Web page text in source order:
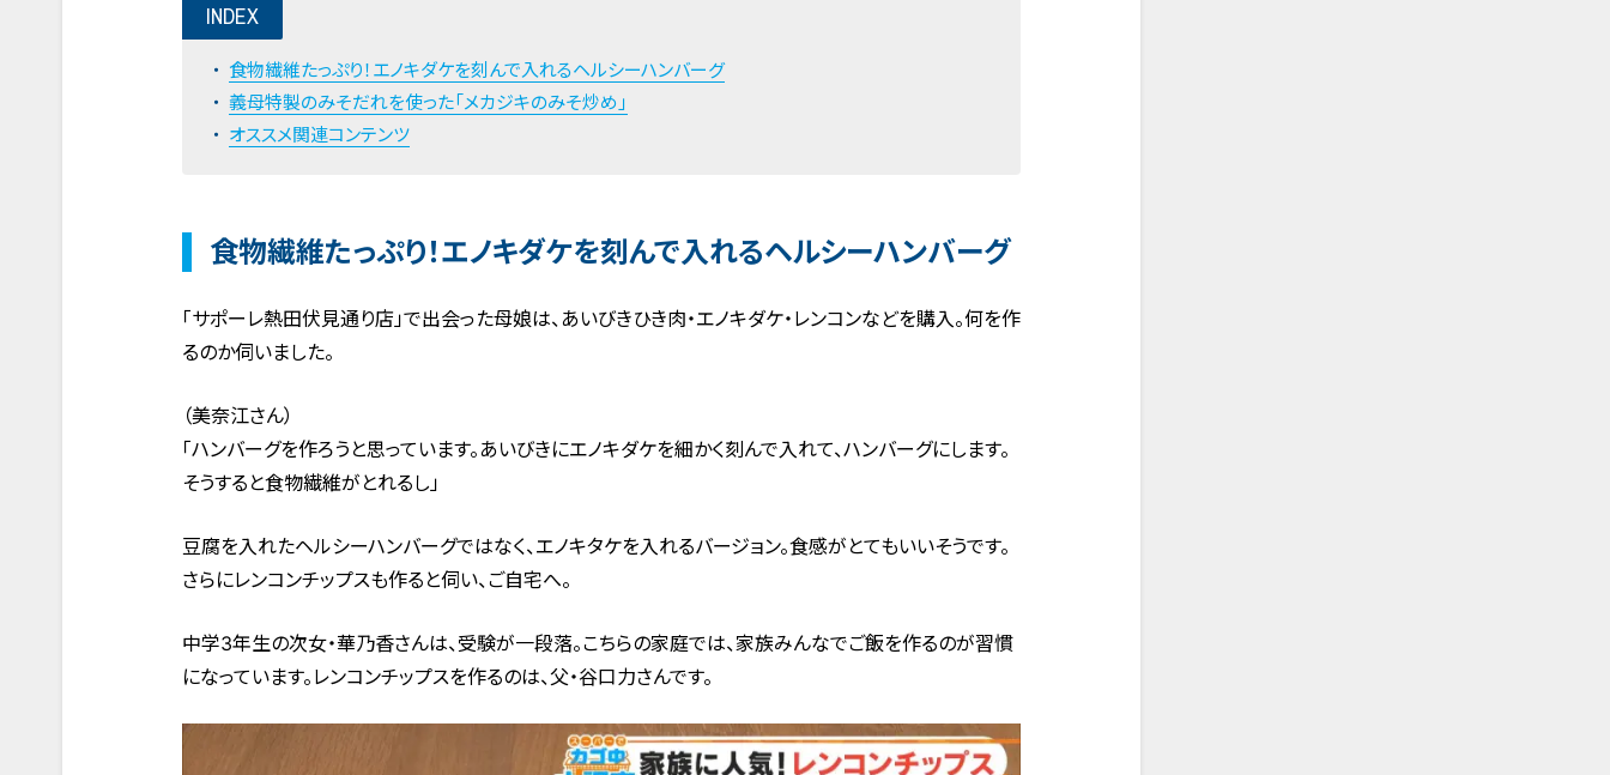
INDEX
食物繊維たっぷり！エノキダケを刻んで入れるヘルシーハンバーグ
義母特製のみそだれを使った「メカジキのみそ炒め」
オススメ関連コンテンツ
食物繊維たっぷり！エノキダケを刻んで入れるヘルシーハンバーグ
「サポーレ熱田伏見通り店」で出会った母娘は、あいびきひき肉・エノキダケ・レンコンなどを購入。何を作
るのか伺いました。
（美奈江さん）
「ハンバーグを作ろうと思っています。あいびきにエノキダケを細かく刻んで入れて、ハンバーグにします。
そうすると食物繊維がとれるし」
豆腐を入れたヘルシーハンバーグではなく、エノキタケを入れるバージョン。食感がとてもいいそうです。
さらにレンコンチップスも作ると伺い、ご自宅へ。
中学3年生の次女・華乃香さんは、受験が一段落。こちらの家庭では、家族みんなでご飯を作るのが習慣
になっています。レンコンチップスを作るのは、父・谷口力さんです。